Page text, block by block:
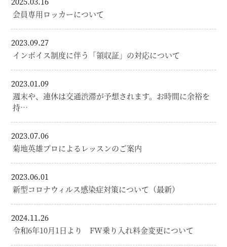
会員専用ロッカーについて
2023.09.27
インボイス制度に伴う「領収証」の対応について
2023.01.09
週末や、連休は交通渋滞が予想されます。お時間に余裕を
持…
2023.07.06
菊地英雄プロによるレッスンのご案内
2023.06.01
新型コロナウィルス感染症対策について（最新）
2024.11.26
令和6年10月1日より FW乗り入れ料金変更について